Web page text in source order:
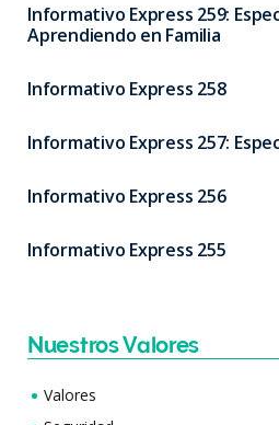
Informativo Express 259:
Aprendiendo en Familia
Informativo Express 258
Informativo Express 257:
Informativo Express 256
Informativo Express 255
Nuestros Valores
Valores